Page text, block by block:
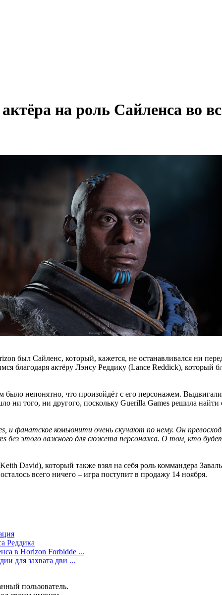
на роль Сайленса во
был Сайленс, который, кажется, не останавливался ни
благодаря актёру Лэнсу Реддику (Lance Reddick),
было непонятно, что произойдёт с его персонажем.
ни того, ни другого, поскольку Guerilla Games решила
и фанатское комьюнити очень скучают по нему. Он
без этого важного для сюжета персонажа. О том, кто
David), который также взял на себя роль коммандера
всего ничего – игра поступит в продажу 14 ноября.
Реддика
в Horizon Forbidde ...
для захвата дви ...
пользователь.